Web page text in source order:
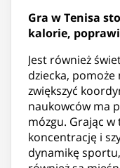
Gra w Tenisa
kalorie,
Jest również
dziecka,
zwiększyć
naukowców ma
mózgu. Grając w
koncentrację i
dynamikę